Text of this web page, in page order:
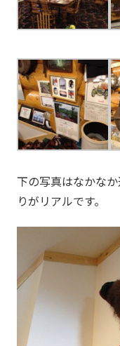
下の写真はなかな
りがリアルです。